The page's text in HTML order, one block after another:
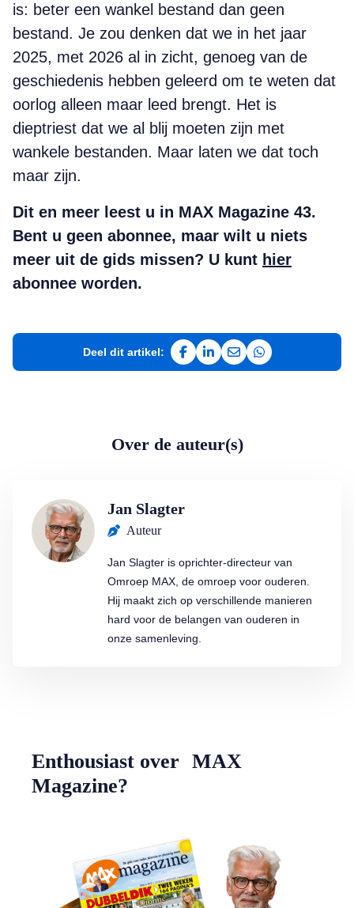
is: beter een wankel bestand dan geen
bestand. Je zou denken dat we in het jaar
2025, met 2026 al in zicht, genoeg van de
geschiedenis hebben geleerd om te weten dat
oorlog alleen maar leed brengt. Het is
dieptriest dat we al blij moeten zijn met
wankele bestanden. Maar laten we dat toch
maar zijn.
Dit en meer leest u in MAX Magazine 43.
Bent u geen abonnee, maar wilt u niets
meer uit de gids missen? U kunt hier
abonnee worden.
Deel dit artikel:
Deel op Facebook
Deel op LinkedIn
Deel via e-mail
Deel via
Over de auteur(s)
Jan Slagter
Auteur
Jan Slagter is oprichter-directeur van
Omroep MAX, de omroep voor ouderen.
Hij maakt zich op verschillende manieren
hard voor de belangen van ouderen in
onze samenleving.
Enthousiast over MAX
Magazine?